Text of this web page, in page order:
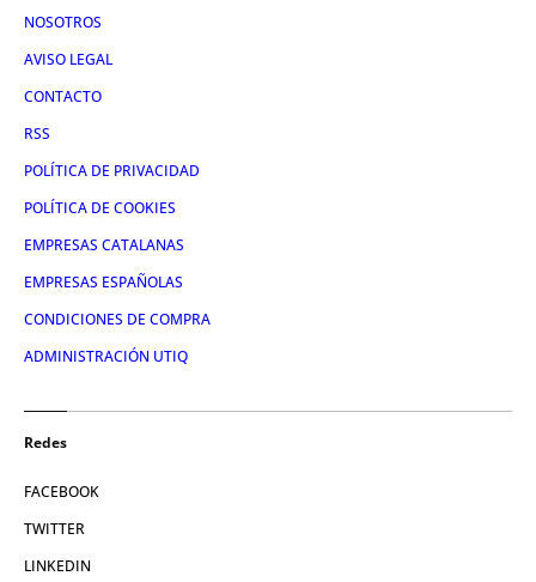
NOSOTROS
AVISO LEGAL
CONTACTO
RSS
POLÍTICA DE PRIVACIDAD
POLÍTICA DE COOKIES
EMPRESAS CATALANAS
EMPRESAS ESPAÑOLAS
CONDICIONES DE COMPRA
ADMINISTRACIÓN UTIQ
Redes
FACEBOOK
TWITTER
LINKEDIN